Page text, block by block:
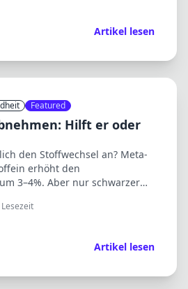
Artikel lesen
Featured
Hilft er oder
den Stoffwechsel an? Meta-
erhöht den
3–4%. Aber nur schwarzer
Artikel lesen